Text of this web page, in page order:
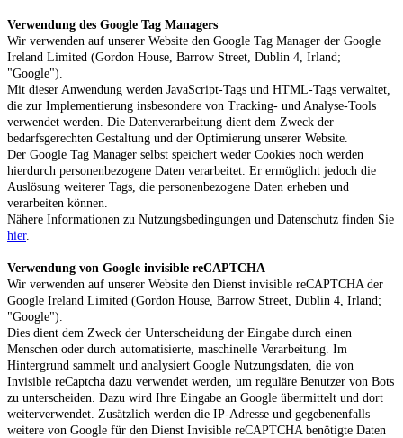
Verwendung des Google Tag Managers
Wir verwenden auf unserer Website den Google Tag Manager der Google
Ireland Limited (Gordon House, Barrow Street, Dublin 4, Irland;
"Google").
Mit dieser Anwendung werden JavaScript-Tags und HTML-Tags verwaltet,
die zur Implementierung insbesondere von Tracking- und Analyse-Tools
verwendet werden. Die Datenverarbeitung dient dem Zweck der
bedarfsgerechten Gestaltung und der Optimierung unserer Website.
Der Google Tag Manager selbst speichert weder Cookies noch werden
hierdurch personenbezogene Daten verarbeitet. Er ermöglicht jedoch die
Auslösung weiterer Tags, die personenbezogene Daten erheben und
verarbeiten können.
Nähere Informationen zu Nutzungsbedingungen und Datenschutz finden Sie
hier.
Verwendung von Google invisible reCAPTCHA
Wir verwenden auf unserer Website den Dienst invisible reCAPTCHA der
Google Ireland Limited (Gordon House, Barrow Street, Dublin 4, Irland;
"Google").
Dies dient dem Zweck der Unterscheidung der Eingabe durch einen
Menschen oder durch automatisierte, maschinelle Verarbeitung. Im
Hintergrund sammelt und analysiert Google Nutzungsdaten, die von
Invisible reCaptcha dazu verwendet werden, um reguläre Benutzer von Bots
zu unterscheiden. Dazu wird Ihre Eingabe an Google übermittelt und dort
weiterverwendet. Zusätzlich werden die IP-Adresse und gegebenenfalls
weitere von Google für den Dienst Invisible reCAPTCHA benötigte Daten